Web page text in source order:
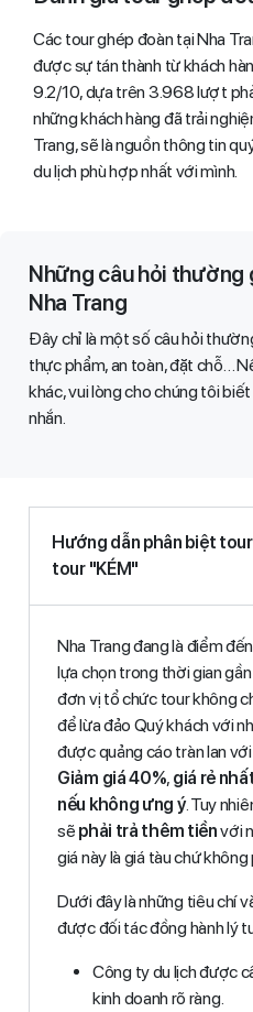
Các tour ghép đoàn tại Nha
được sự tán thành từ khách
9.2/10, dựa trên 3.968 lượt
những khách hàng đã trải
Trang, sẽ là nguồn thông tin
du lịch phù hợp nhất với mình.
Những câu hỏi thường
Nha Trang
Đây chỉ là một số câu hỏi
thực phẩm, an toàn, đặt chỗ…
khác, vui lòng cho chúng tôi
nhắn.
Hướng dẫn phân biệt
tour "KÉM"
Nha Trang đang là điểm
lựa chọn trong thời gian gần
đơn vị tổ chức tour không
để lừa đảo Quý khách với
được quảng cáo tràn lan
Giảm giá 40%, giá rẻ
nếu không ưng ý. Tuy
sẽ phải trả thêm tiềnvới
giá này là giá tàu chứ không
Dưới đây là những tiêu chí
được đối tác đồng hành lý
Công ty du lịch được
kinh doanh rõ ràng.